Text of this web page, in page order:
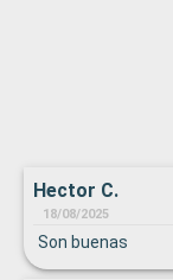
Hector C.
18/08/2025
Son buenas